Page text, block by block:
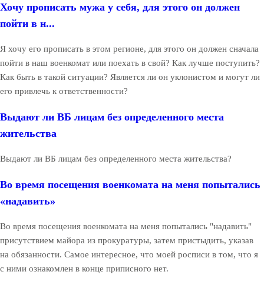
Хочу прописать мужа у себя, для этого он должен
пойти в н...
Я хочу его прописать в этом регионе, для этого он должен сначала
пойти в наш военкомат или поехать в свой? Как лучше поступить?
Как быть в такой ситуации? Является ли он уклонистом и могут ли
его привлечь к ответственности?
Выдают ли ВБ лицам без определенного места
жительства
Выдают ли ВБ лицам без определенного места жительства?
Во время посещения военкомата на меня попытались
«надавить»
Во время посещения военкомата на меня попытались "надавить"
присутствием майора из прокуратуры, затем пристыдить, указав
на обязанности. Самое интересное, что моей росписи в том, что я
с ними ознакомлен в конце приписного нет.